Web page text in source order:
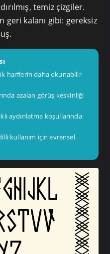
temiz çizgiler.
geri kalanı gibi: gereksiz
harflerin daha okunabilir
azalan görüş keskinliği
aydınlatma koşullarında
kullanım için evrensel